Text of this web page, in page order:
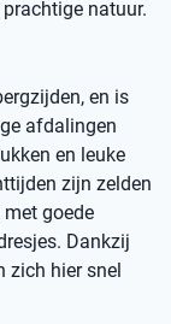
natuur.
en is
afdalingen
en leuke
zijn zelden
goede
Dankzij
zich hier snel